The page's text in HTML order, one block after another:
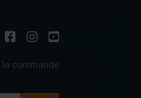
commande